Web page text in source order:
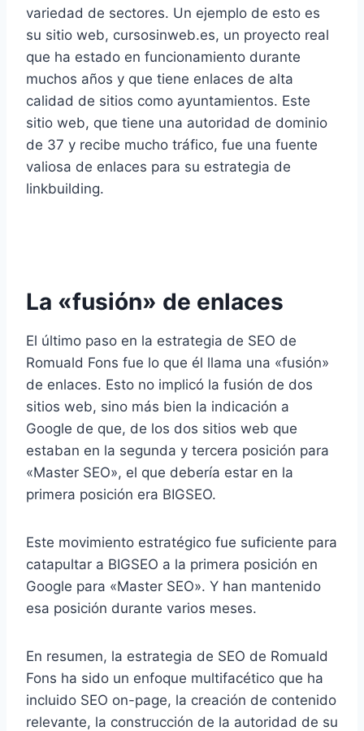
variedad de sectores. Un ejemplo de esto es
su sitio web, cursosinweb.es, un proyecto real
que ha estado en funcionamiento durante
muchos años y que tiene enlaces de alta
calidad de sitios como ayuntamientos. Este
sitio web, que tiene una autoridad de dominio
de 37 y recibe mucho tráfico, fue una fuente
valiosa de enlaces para su estrategia de
linkbuilding.
La «fusión» de enlaces
El último paso en la estrategia de SEO de
Romuald Fons fue lo que él llama una «fusión»
de enlaces. Esto no implicó la fusión de dos
sitios web, sino más bien la indicación a
Google de que, de los dos sitios web que
estaban en la segunda y tercera posición para
«Master SEO», el que debería estar en la
primera posición era BIGSEO.
Este movimiento estratégico fue suficiente para
catapultar a BIGSEO a la primera posición en
Google para «Master SEO». Y han mantenido
esa posición durante varios meses.
En resumen, la estrategia de SEO de Romuald
Fons ha sido un enfoque multifacético que ha
incluido SEO on-page, la creación de contenido
relevante, la construcción de la autoridad de su